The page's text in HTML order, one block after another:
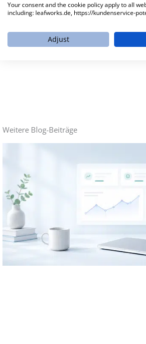
Und last but not least: Danke und
Weitere Blog-Beiträge
Your consent and the cookie policy apply to all
including: leafworks.de, https://kundenservice-
Adjust